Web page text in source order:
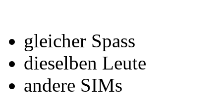
gleicher Spass
dieselben Leute
andere SIMs